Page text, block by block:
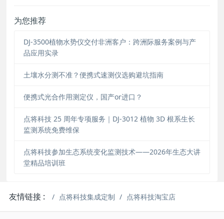
为您推荐
DJ-3500植物水势仪交付非洲客户：跨洲际服务案例与产
品应用实录
土壤水分测不准？便携式速测仪选购避坑指南
便携式光合作用测定仪，国产or进口？
点将科技 25 周年专项服务｜DJ-3012 植物 3D 根系生长
监测系统免费维保
点将科技参加生态系统变化监测技术——2026年生态大讲
堂精品培训班
友情链接 : 点将科技集成定制 点将科技淘宝店